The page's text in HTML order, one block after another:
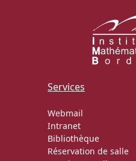
Services
Webmail
Intranet
Bibliothèque
Réservation de salle